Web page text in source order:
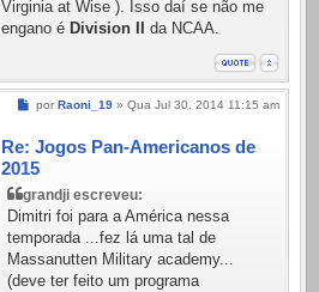
Virginia at Wise ). Isso daí se não me
engano é Division II da NCAA.
Mensagem
por Raoni_19 » Qua Jul 30, 2014 11:15 am
Re: Jogos Pan-Americanos de
2015
grandji escreveu:
Dimitri foi para a América nessa
temporada ...fez lá uma tal de
Massanutten Military academy...
(deve ter feito um programa